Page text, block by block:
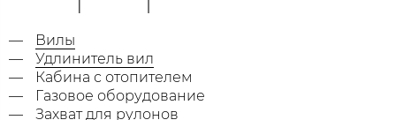
Вилы
Удлинитель вил
Кабина с отопителем
Газовое оборудование
Захват для рулонов